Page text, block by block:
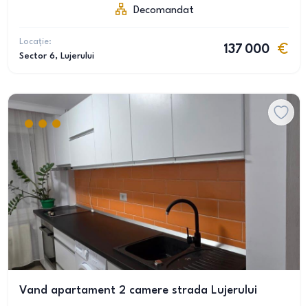
Decomandat
Locație:
Sector 6, Lujerului
137 000
Vand apartament 2 camere strada Lujerului